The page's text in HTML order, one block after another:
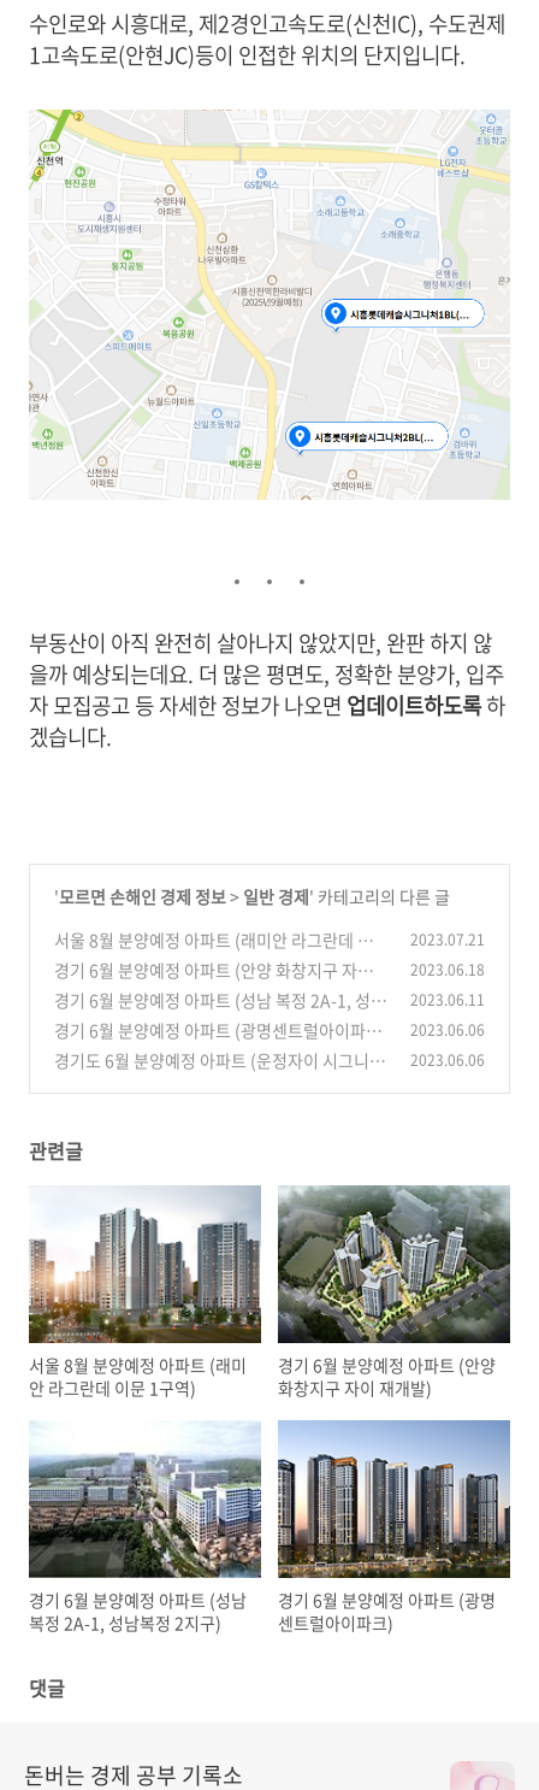
수인로와 시흥대로, 제2경인고속도로(신천IC), 수도권제
1고속도로(안현JC)등이 인접한 위치의 단지입니다.
부동산이 아직 완전히 살아나지 않았지만, 완판 하지 않
을까 예상되는데요. 더 많은 평면도, 정확한 분양가, 입주
자 모집공고 등 자세한 정보가 나오면 업데이트하도록하
겠습니다.
'모르면 손해인 경제 정보> 일반 경제' 카테고리의 다른 글
서울 8월 분양예정 아파트 (래미안 라그란데 이문
1구역) (0)
2023.07.21
경기 6월 분양예정 아파트 (안양 화창지구 자이
재개발)
(0)
2023.06.18
경기 6월 분양예정 아파트 (성남 복정 2A-1, 성남
복정 2지구)
(0)
2023.06.11
경기 6월 분양예정 아파트 (광명센트럴아이파크)
(0)
2023.06.06
경기도 6월 분양예정 아파트 (운정자이 시그니
2023.06.06
관련글
서울 8월 분양예정 아파트 (래미
안 라그란데 이문 1구역)
경기 6월 분양예정 아파트 (안양
화창지구 자이 재개발)
경기 6월 분양예정 아파트 (성남
복정 2A-1, 성남복정 2지구)
경기 6월 분양예정 아파트 (광명
센트럴아이파크)
댓글
돈버는 경제 공부 기록소